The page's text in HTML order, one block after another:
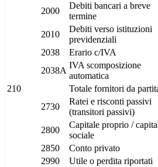
2000
Debiti bancari a breve
termine
2010
Debiti verso istituzioni
previdenziali
2038
Erario c/IVA
2038A
IVA scomposizione
automatica
210
Totale fornitori da
2730
Ratei e risconti passivi
(transitori passivi)
2800
Capitale proprio /
sociale
2850
Conto privato
2990
Utile o perdita riportati